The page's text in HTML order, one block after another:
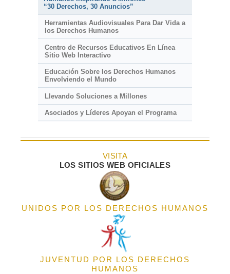
“30 Derechos, 30 Anuncios”
Herramientas Audiovisuales Para Dar Vida a
los Derechos Humanos
Centro de Recursos Educativos En Línea
Sitio Web Interactivo
Educación Sobre los Derechos Humanos
Envolviendo el Mundo
Llevando Soluciones a Millones
Asociados y Líderes Apoyan el Programa
VISITA
LOS SITIOS WEB OFICIALES
UNIDOS POR LOS DERECHOS HUMANOS
JUVENTUD POR LOS DERECHOS
HUMANOS